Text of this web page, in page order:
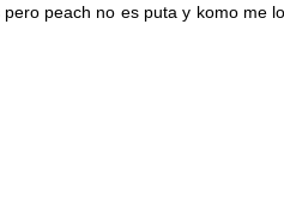
peach no es puta y komo me